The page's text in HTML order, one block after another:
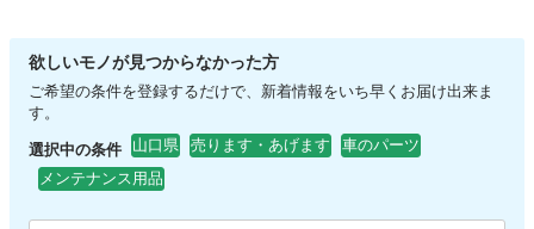
欲しいモノが見つからなかった方
ご希望の条件を登録するだけで、新着情報をいち早くお届け出来ま
す。
選択中の条件 山口県 売ります・あげます
車のパーツ
メンテナンス用品